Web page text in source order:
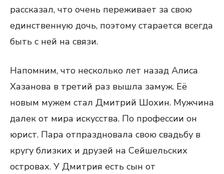
рассказал, что очень переживает за свою
единственную дочь, поэтому старается всегда
быть с ней на связи.
Напомним, что несколько лет назад Алиса
Хазанова в третий раз вышла замуж. Её
новым мужем стал Дмитрий Шохин. Мужчина
далек от мира искусства. По профессии он
юрист. Пара отпраздновала свою свадьбу в
кругу близких и друзей на Сейшельских
островах. У Дмитрия есть сын от